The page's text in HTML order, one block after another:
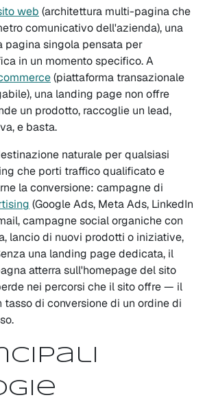
web (architettura multi-pagina che
comunicativo dell'azienda), una
pagina singola pensata per
in un momento specifico. A
(piattaforma transazionale
una landing page non offre
un prodotto, raccoglie un lead,
e basta.
naturale per qualsiasi
che porti traffico qualificato e
la conversione: campagne di
(Google Ads, Meta Ads, LinkedIn
campagne social organiche con
lancio di nuovi prodotti o iniziative,
una landing page dedicata, il
atterra sull'homepage del sito
nei percorsi che il sito offre — il
di conversione di un ordine di